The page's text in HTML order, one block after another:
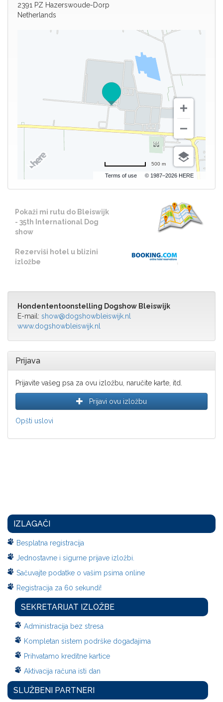
2391 PZ Hazerswoude-Dorp
Netherlands
Terms of use © 1987–2026 HERE
500 m
Pokaži mi rutu do Bleiswijk
- 35th International Dog
show
Rezerviši hotel u blizini
izložbe
Hondententoonstelling Dogshow Bleiswijk
E-mail: show@dogshowbleiswijk.nl
www.dogshowbleiswijk.nl
Prijava
Prijavite vašeg psa za ovu izložbu, naručite karte, itd.
Prijavi ovu izložbu
Opšti uslovi
IZLAGAČI
Besplatna registracija
Jednostavne i sigurne prijave izložbi.
Sačuvajte podatke o vašim psima online
Registracija za 60 sekundi!
SEKRETARIJAT IZLOŽBE
Administracija bez stresa
Kompletan sistem podrške događajima
Prihvatamo kreditne kartice
Aktivacija računa isti dan
SLUŽBENI PARTNERI